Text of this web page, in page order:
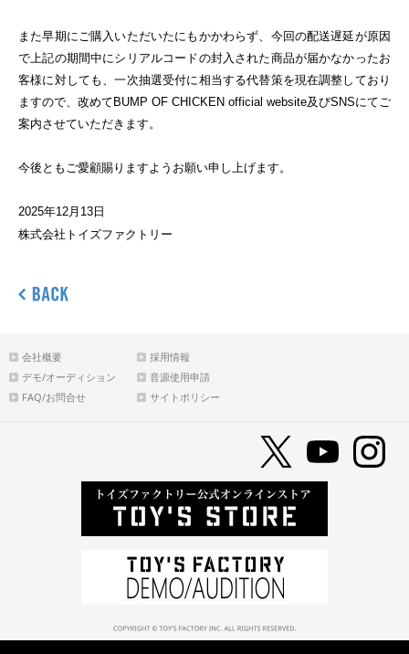
また早期にご購入いただいたにもかかわらず、今回の配送遅延が原因
で上記の期間中にシリアルコードの封入された商品が届かなかったお
客様に対しても、一次抽選受付に相当する代替策を現在調整しており
ますので、改めて BUMP OF CHICKEN official website及びSNSにてご
案内させていただきます。
今後ともご愛顧賜りますようお願い申し上げます。
2025年12月 13 日
株式会社トイズファクトリー
会社概要
採用情報
デモ/オーディション
音源使用申請
FAQ/お問合せ
サイトポリシー